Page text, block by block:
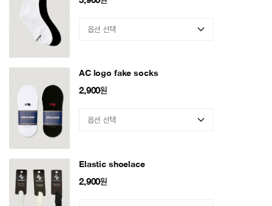
AC logo fake socks
2,900원
Elastic shoelace
2,900원